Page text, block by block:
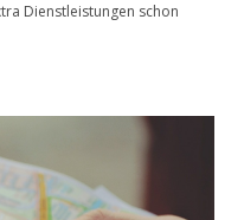
Dienstleistungen schon